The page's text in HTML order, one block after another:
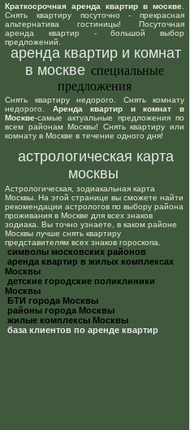
Краткосрочная аренда квартир в москве
Снять квартиру посуточно - прекрасная
альтернатива гостиницы! Посуточная
аренда квартир - большой выбор
предложений.
аренда квартир и комнат
в москве специальные
предложения
Снять квартиру недорого. Снять комнату
недорого. Аренда квартир и комнат в
Москве-самые актуальные предложения по
всем районам Москвы! Снять квартиру или
комнату в Москве в течение одного дня!
астрологическая карта
москвы
Астрологическая, зодиакальная карта
Москвы. На этой странице вы сможете найти
рекомендации астрологов по выбору района
проживания в Москве для всех знаков
зодиака. Вы точно узнаете, в каком районе
Москвы лучше снять квартиру
представителям всех знаков гороскопа.
cимволы московских районов
аренда квартир в жилых комплексах
Москвы
детские городские поликлиники
Москвы
БТИ города Москвы
районы города Москвы
жилые комплексы Москвы
база клиентов по аренде квартир